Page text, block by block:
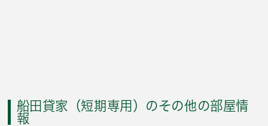
船田貸家（短期専用）のその他の部屋情
報